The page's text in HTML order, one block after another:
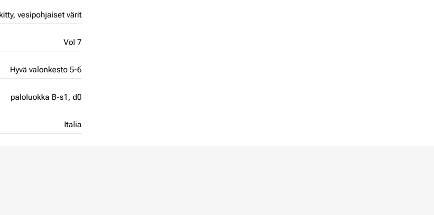
vesipohjaiset värit
Vol 7
Hyvä valonkesto 5-6
paloluokka B-s1, d0
Italia